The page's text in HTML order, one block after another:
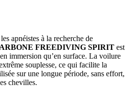
apnéistes à la recherche de
FREEDIVING SPIRIT est
immersion qu’en surface. La voilure
souplesse, ce qui facilite la
sur une longue période, sans effort,
chevilles.